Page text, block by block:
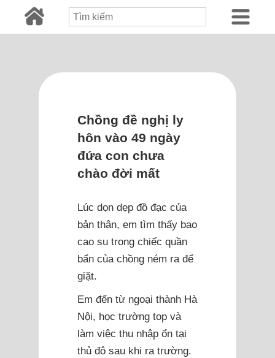
Chồng đề nghị ly
hôn vào 49 ngày
đứa con chưa
chào đời mất
Lúc dọn dẹp đồ đạc của
bản thân, em tìm thấy bao
cao su trong chiếc quần
bẩn của chồng ném ra để
giặt.
Em đến từ ngoại thành Hà
Nội, học trường top và
làm việc thu nhập ổn tại
thủ đô sau khi ra trường.